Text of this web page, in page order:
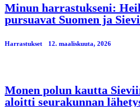
Minun harrastukseni:
pursuavat Suomen ja
Harrastukset 12. maaliskuuta, 2026
Monen polun kautta
aloitti seurakunnan